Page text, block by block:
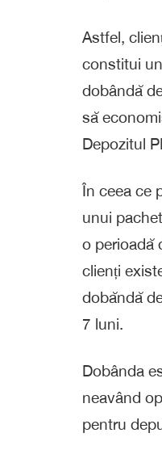
Astfel,
constitui
dobândă
să
Depozitul
În ceea ce
unui
o perioadă
clienți
dobăndă
7 luni.
Dobânda
neavând
pentru